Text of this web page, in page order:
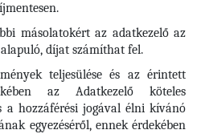
másolatokért az adatkezelő az
díjat számíthat fel.
teljesülése és az érintett
az Adatkezelő köteles
a hozzáférési jogával élni kívánó
egyezéséről, ennek érdekében